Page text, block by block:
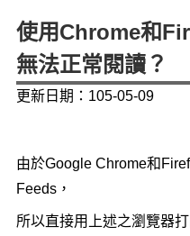
使用Chrome和
無法正常閱讀？
更新日期：105-05-09
由於Google Chrome和
Feeds，
所以直接用上述之瀏覽器